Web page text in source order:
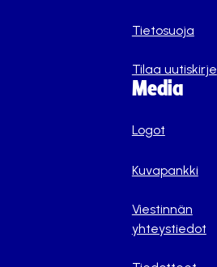
Tietosuoja
Tilaa uutiskirje
Media
Logot
Kuvapankki
Viestinnän
yhteystiedot